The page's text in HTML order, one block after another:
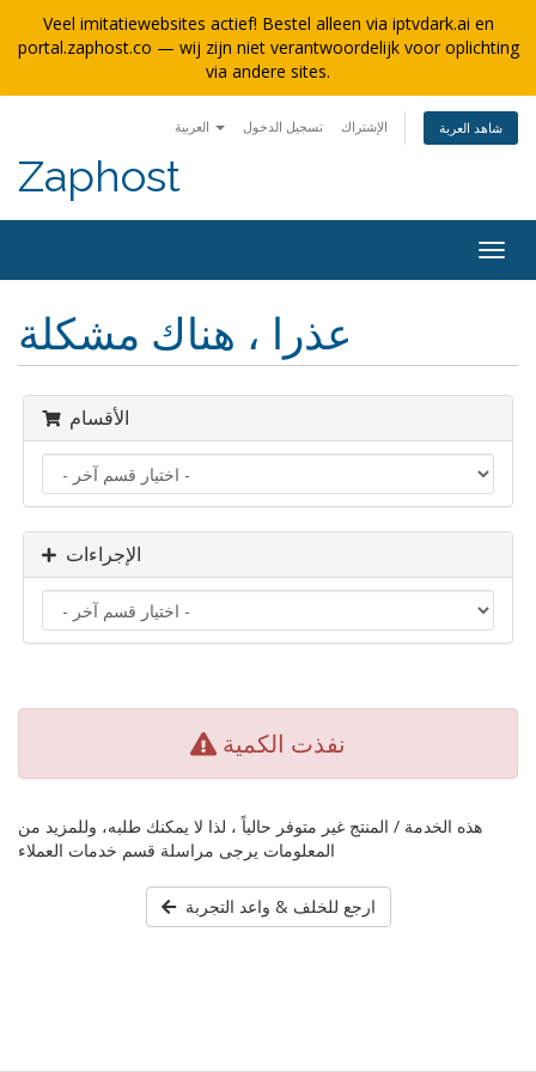
Veel imitatiewebsites actief! Bestel alleen via iptvdark.ai en
portal.zaphost.co — wij zijn niet verantwoordelijk voor oplichting
via andere sites.
تسجيل الدخول الإشتراك شاهد العربة
Zaphost
عذرا ، هناك مشكلة
الأقسام
الإجراءات
نفذت الكمية
هذه الخدمة / المنتج غير متوفر حالياً ، لذا لا يمكنك طلبه، وللمزيد من
المعلومات يرجى مراسلة قسم خدمات العملاء
ارجع للخلف & واعد التجربة